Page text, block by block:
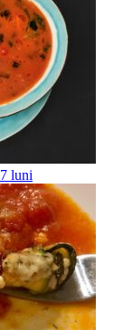
7 luni